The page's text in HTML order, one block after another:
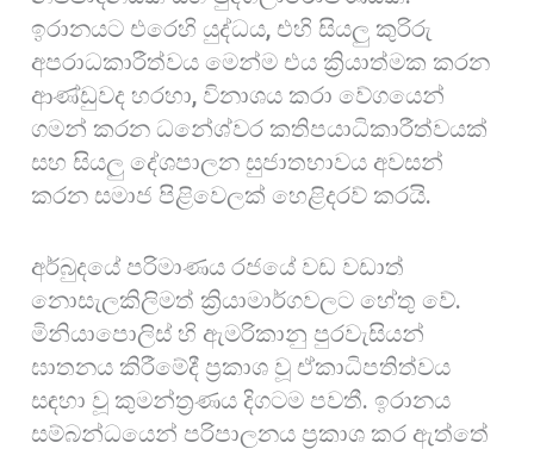
ඉරානයට එරෙහි යුද්ධය, එහි සියලු කුරිරු
අපරාධකාරීත්වය මෙන්ම එය ක්‍රියාත්මක කරන
ආණ්ඩුවද හරහා, විනාශය කරා වේගයෙන්
ගමන් කරන ධනේශ්වර කතිපයාධිකාරීත්වයක්
සහ සියලු දේශපාලන සුජාතභාවය අවසන්
කරන සමාජ පිළිවෙලක් හෙළිදරව් කරයි.
අර්බුදයේ පරිමාණය රජයේ වඩ වඩාත්
නොසැලකිලිමත් ක්‍රියාමාර්ගවලට හේතු වේ.
මිනියාපොලිස් හි ඇමරිකානු පුරවැසියන්
ඝාතනය කිරීමේදී ප්‍රකාශ වූ ඒකාධිපතිත්වය
සඳහා වූ කුමන්ත්‍රණය දිගටම පවතී. ඉරානය
සම්බන්ධයෙන් පරිපාලනය ප්‍රකාශ කර ඇත්තේ